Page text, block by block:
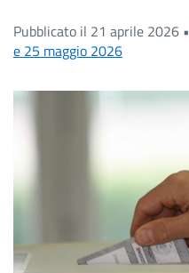
Pubblicato il 21 aprile 2026 •
e 25 maggio 2026